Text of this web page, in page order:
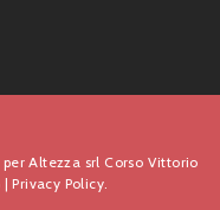
Altezza srl Corso Vittorio
|Privacy Policy.